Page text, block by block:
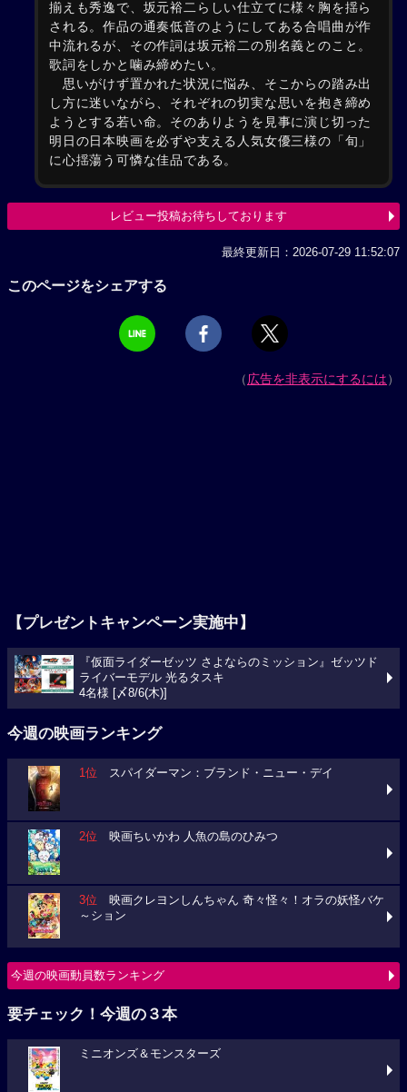
揃えも秀逸で、坂元裕二らしい仕立てに様々胸を揺ら
される。作品の通奏低音のようにしてある合唱曲が作
中流れるが、その作詞は坂元裕二の別名義とのこと。
歌詞をしかと噛み締めたい。
思いがけず置かれた状況に悩み、そこからの踏み出
し方に迷いながら、それぞれの切実な思いを抱き締め
ようとする若い命。そのありようを見事に演じ切った
明日の日本映画を必ずや支える人気女優三様の「旬」
に心揺蕩う可憐な佳品である。
レビュー投稿お待ちしております
最終更新日：2026-07-29 11:52:07
このページをシェアする
（広告を非表示にするには）
【プレゼントキャンペーン実施中】
『仮面ライダーゼッツ さよならのミッション』ゼッツド
ライバーモデル 光るタスキ
4名様 [〆8/6(木)]
今週の映画ランキング
1位 スパイダーマン：ブランド・ニュー・デイ
2位 映画ちいかわ 人魚の島のひみつ
3位 映画クレヨンしんちゃん 奇々怪々！オラの妖怪バケ
～ション
今週の映画動員数ランキング
要チェック！今週の３本
ミニオンズ＆モンスターズ